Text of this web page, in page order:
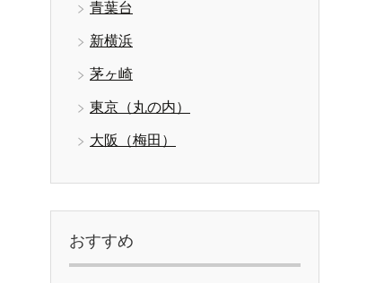
青葉台
新横浜
茅ヶ崎
東京（丸の内）
大阪（梅田）
おすすめ